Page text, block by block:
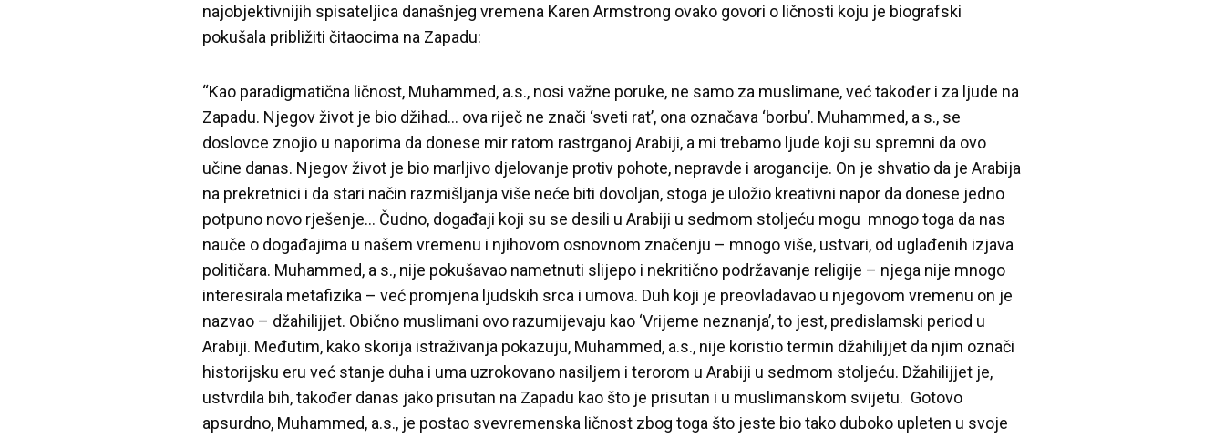
najobjektivnijih spisateljica današnjeg vremena Karen Armstrong ovako govori o ličnosti koju je biografski
pokušala približiti čitaocima na Zapadu:
“Kao paradigmatična ličnost, Muhammed, a.s., nosi važne poruke, ne samo za muslimane, već također i za ljude na
Zapadu. Njegov život je bio džihad… ova riječ ne znači ‘sveti rat’, ona označava ‘borbu’. Muhammed, a s., se
doslovce znojio u naporima da donese mir ratom rastrganoj Arabiji, a mi trebamo ljude koji su spremni da ovo
učine danas. Njegov život je bio marljivo djelovanje protiv pohote, nepravde i arogancije. On je shvatio da je Arabija
na prekretnici i da stari način razmišljanja više neće biti dovoljan, stoga je uložio kreativni napor da donese jedno
potpuno novo rješenje… Čudno, događaji koji su se desili u Arabiji u sedmom stoljeću mogu mnogo toga da nas
nauče o događajima u našem vremenu i njihovom osnovnom značenju – mnogo više, ustvari, od uglađenih izjava
političara. Muhammed, a s., nije pokušavao nametnuti slijepo i nekritično podržavanje religije – njega nije mnogo
interesirala metafizika – već promjena ljudskih srca i umova. Duh koji je preovladavao u njegovom vremenu on je
nazvao – džahilijjet. Obično muslimani ovo razumijevaju kao ‘Vrijeme neznanja’, to jest, predislamski period u
Arabiji. Međutim, kako skorija istraživanja pokazuju, Muhammed, a.s., nije koristio termin džahilijjet da njim označi
historijsku eru već stanje duha i uma uzrokovano nasiljem i terorom u Arabiji u sedmom stoljeću. Džahilijjet je,
ustvrdila bih, također danas jako prisutan na Zapadu kao što je prisutan i u muslimanskom svijetu. Gotovo
apsurdno, Muhammed, a.s., je postao svevremenska ličnost zbog toga što jeste bio tako duboko upleten u svoje